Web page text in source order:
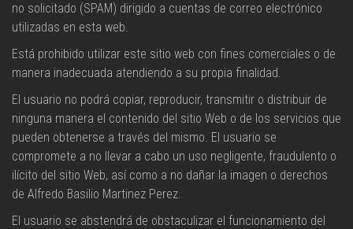
no solicitado (SPAM) dirigido a cuentas de correo electrónico
utilizadas en esta web.
Está prohibido utilizar este sitio web con fines comerciales o de
manera inadecuada atendiendo a su propia finalidad.
El usuario no podrá copiar, reproducir, transmitir o distribuir de
ninguna manera el contenido del sitio Web o de los servicios que
pueden obtenerse a través del mismo. El usuario se
compromete a no llevar a cabo un uso negligente, fraudulento o
ilícito del sitio Web, así como a no dañar la imagen o derechos
de Alfredo Basilio Martinez Perez.
El usuario se abstendrá de obstaculizar el funcionamiento del